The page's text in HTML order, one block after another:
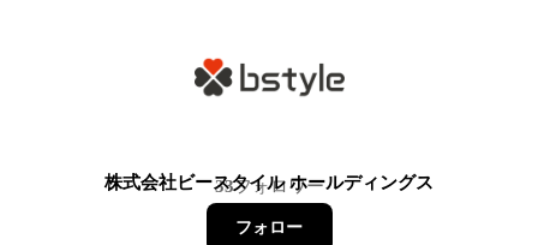
株式会社ビースタイル ホールディングス
33フォロワー
フォロー